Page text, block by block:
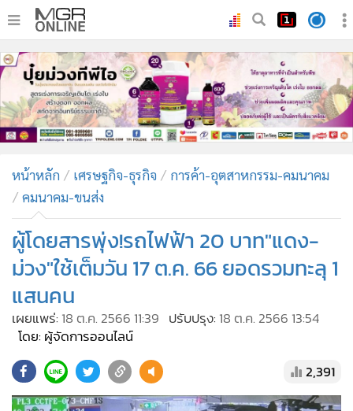
• หน้าหลัก
ทันเหตุการณ์
• ภาคใต้
• ภูมิภาค
• บันเทิง
• ผู้จัดการรายวัน
คอลัมนิสต์
ละคร
• CbizReview
• Cyber BIZ
• ผู้จัดกวน
• Green Innovation & SD
• Management & HR
หน้าหลัก เศรษฐกิจ-ธุรกิจ
การค้า-อุตสาหกรรม-คมนาคม
คมนาคม-ขนส่ง
ผู้โดยสารพุ่ง!รถไฟฟ้า 20 บาท"แดง-
ม่วง"ใช้เต็มวัน 17 ต.ค. 66 ยอดรวมทะลุ 1
แสนคน
เผยแพร่: 18 ต.ค. 2566 11:39 ปรับปรุง: 18 ต.ค. 2566 13:54
โดย: ผู้จัดการออนไลน์
2,391